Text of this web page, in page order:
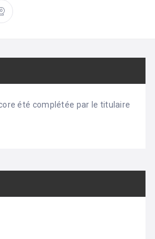
été complétée par le titulaire